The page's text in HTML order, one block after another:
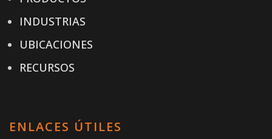
INDUSTRIAS
UBICACIONES
RECURSOS
ENLACES ÚTILES